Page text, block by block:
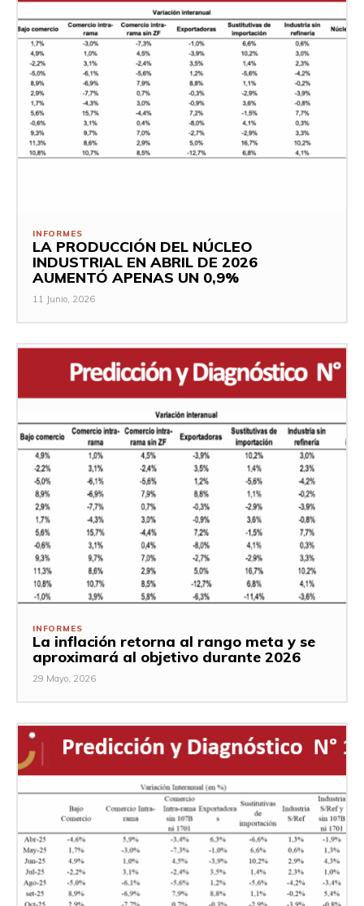
INFORMES
LA PRODUCCIÓN DEL NÚCLEO
INDUSTRIAL EN ABRIL DE 2026
AUMENTÓ APENAS UN 0,9%
11 Junio, 2026
INFORMES
La inflación retorna al rango meta y se
aproximará al objetivo durante 2026
29 Mayo, 2026